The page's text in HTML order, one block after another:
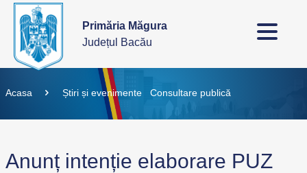
Primăria Măgura
Județul Bacău
Acasa Știri și evenimente Consultare publică
Anunț intenție elaborare PUZ